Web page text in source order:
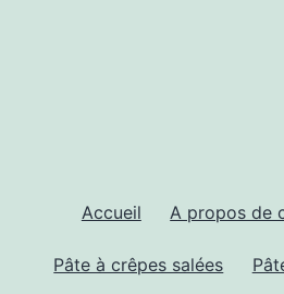
Accueil A propos de
Pâte à crêpes salées